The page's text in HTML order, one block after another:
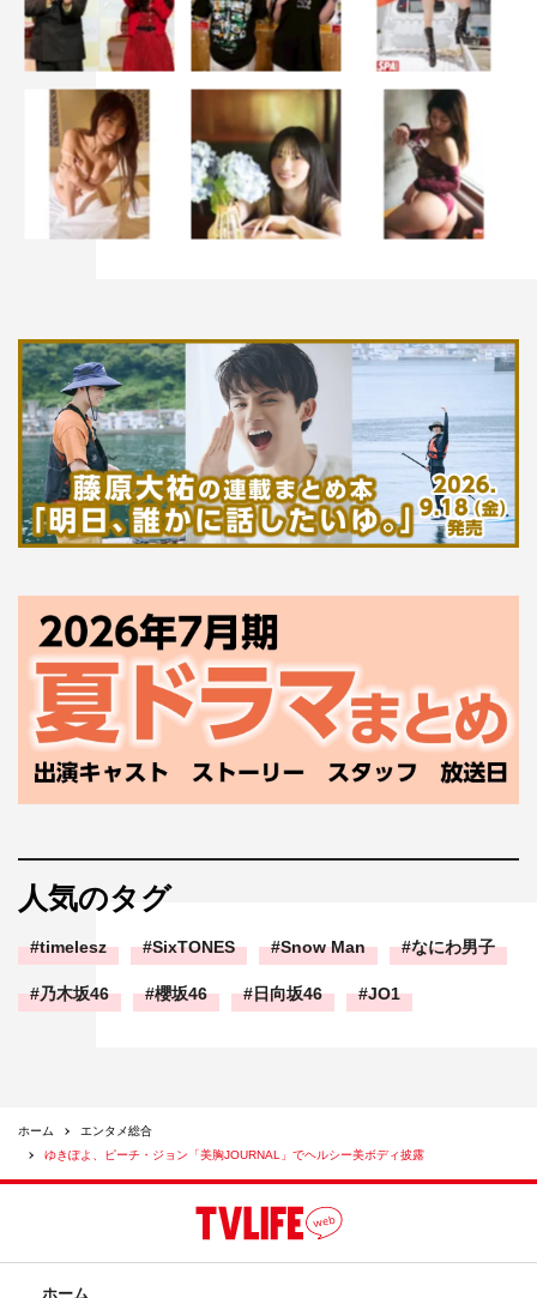
人気のタグ
timelesz SixTONES Snow Man なにわ男子
乃木坂46 櫻坂46 日向坂46 JO1
ホーム
エンタメ総合
ゆきぽよ、ピーチ・ジョン「美胸JOURNAL」でヘルシー美ボディ披露
ホーム